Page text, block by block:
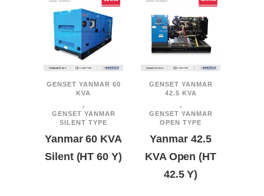
GENSET YANMAR 60
KVA
,
GENSET YANMAR
SILENT TYPE
Yanmar 60 KVA
Silent (HT 60 Y)
GENSET YANMAR
42.5 KVA
,
GENSET YANMAR
OPEN TYPE
Yanmar 42.5
KVA Open (HT
42.5 Y)